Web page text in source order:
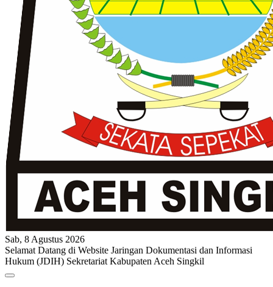
Sab, 8 Agustus 2026
Selamat Datang di Website Jaringan Dokumentasi dan Informasi
Hukum (JDIH) Sekretariat Kabupaten Aceh Singkil